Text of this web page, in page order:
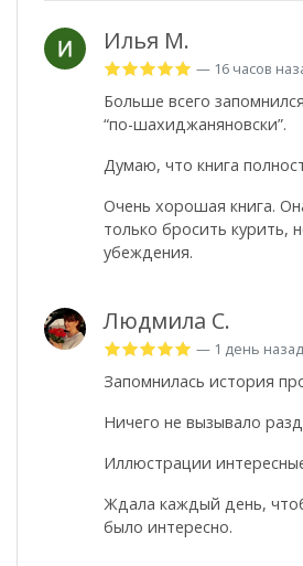
Илья М.
— 16 часов
Больше всего
“по-шахиджаняновски”.
Думаю, что книга
Очень хорошая книга.
только бросить курить,
убеждения.
Людмила С.
— 1 день назад
Запомнилась история
Ничего не вызывало
Иллюстрации
Ждала каждый день,
было интересно.